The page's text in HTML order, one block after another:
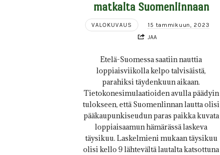
matkalta Suomenlinnaan
VALOKUVAUS
15 tammikuun, 2023
JAA
Etelä-Suomessa saatiin nauttia
loppiaisviikolla kelpo talvisäistä,
parahiksi täydenkuun aikaan.
Tietokonesimulaatioiden avulla päädyin
tulokseen, että Suomenlinnan lautta olisi
pääkaupunkiseudun paras paikka kuvata
loppiaisaamun hämärässä laskeva
täysikuu. Laskelmieni mukaan täysikuu
olisi kello 9 lähtevältä lautalta katsottuna